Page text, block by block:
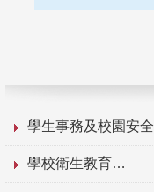
學生事務及校園安全
學校衛生教育